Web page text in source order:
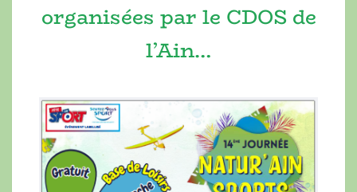
organisées par le CDOS de
l’Ain…